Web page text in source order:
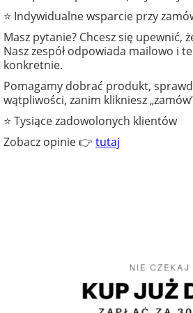
⭐ Indywidualne wsparcie przy
Masz pytanie? Chcesz się upewnić,
Nasz zespół odpowiada mailowo i
konkretnie.
Pomagamy dobrać produkt,
wątpliwości, zanim klikniesz
⭐ Tysiące zadowolonych klientów
Zobacz opinie 👉 tutaj